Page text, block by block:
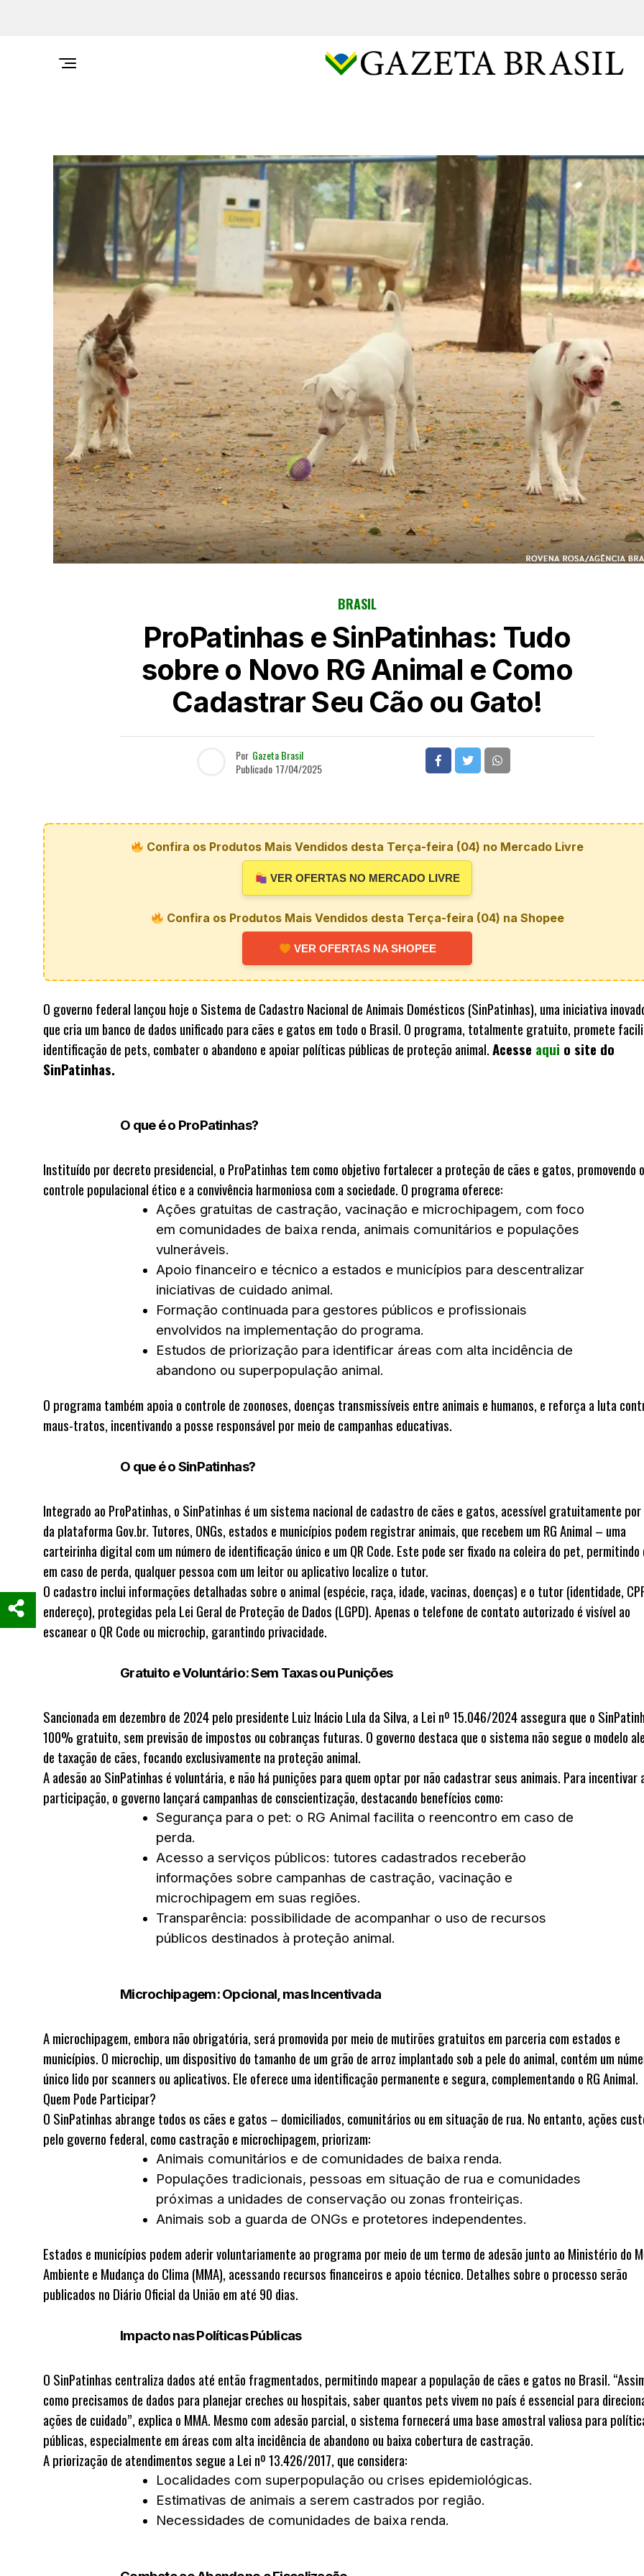
BRASIL
ProPatinhas e SinPatinhas: Tudo
sobre o Novo RG Animal e Como
Cadastrar Seu Cão ou Gato!
Por Gazeta Brasil
Publicado 17/04/2025
Confira os Produtos Mais Vendidos desta Terça-feira (04) no Mercado Livre
VER OFERTAS NO MERCADO LIVRE
Confira os Produtos Mais Vendidos desta Terça-feira (04) na Shopee
VER OFERTAS NA SHOPEE
O governo federal lançou hoje o Sistema de Cadastro Nacional de Animais Domésticos (SinPatinhas), uma iniciativa
que cria um banco de dados unificado para cães e gatos em todo o Brasil. O programa, totalmente gratuito, promete
identificação de pets, combater o abandono e apoiar políticas públicas de proteção animal.Acesse aqui o site do
SinPatinhas.
O que é o ProPatinhas?
Instituído por decreto presidencial, o ProPatinhas tem como objetivo fortalecer a proteção de cães e gatos, promovendo o
controle populacional ético e a convivência harmoniosa com a sociedade. O programa oferece:
Ações gratuitas de castração, vacinação e microchipagem, com foco
em comunidades de baixa renda, animais comunitários e populações
vulneráveis.
Apoio financeiro e técnico a estados e municípios para descentralizar
iniciativas de cuidado animal.
Formação continuada para gestores públicos e profissionais
envolvidos na implementação do programa.
Estudos de priorização para identificar áreas com alta incidência de
abandono ou superpopulação animal.
O programa também apoia o controle de zoonoses, doenças transmissíveis entre animais e humanos, e reforça a luta
maus-tratos, incentivando a posse responsável por meio de campanhas educativas.
O que é o SinPatinhas?
Integrado ao ProPatinhas, o SinPatinhas é um sistema nacional de cadastro de cães e gatos, acessível gratuitamente por
da plataforma Gov.br. Tutores, ONGs, estados e municípios podem registrar animais, que recebem um RG Animal – uma
carteirinha digital com um número de identificação único e um QR Code. Este pode ser fixado na coleira do pet, permitindo
em caso de perda, qualquer pessoa com um leitor ou aplicativo localize o tutor.
O cadastro inclui informações detalhadas sobre o animal (espécie, raça, idade, vacinas, doenças) e o tutor (identidade,
endereço), protegidas pela Lei Geral de Proteção de Dados (LGPD). Apenas o telefone de contato autorizado é visível ao
escanear o QR Code ou microchip, garantindo privacidade.
Gratuito e Voluntário: Sem Taxas ou Punições
Sancionada em dezembro de 2024 pelo presidente Luiz Inácio Lula da Silva, a Lei nº 15.046/2024 assegura que o
100% gratuito, sem previsão de impostos ou cobranças futuras. O governo destaca que o sistema não segue o modelo
de taxação de cães, focando exclusivamente na proteção animal.
A adesão ao SinPatinhas évoluntária, e não há punições para quem optar por não cadastrar seus animais. Para incentivar
participação, o governo lançará campanhas de conscientização, destacando benefícios como:
Segurança para o pet: o RG Animal facilita o reencontro em caso de
perda.
Acesso a serviços públicos: tutores cadastrados receberão
informações sobre campanhas de castração, vacinação e
microchipagem em suas regiões.
Transparência: possibilidade de acompanhar o uso de recursos
públicos destinados à proteção animal.
Microchipagem: Opcional, mas Incentivada
A microchipagem, embora não obrigatória, será promovida por meio de mutirões gratuitos em parceria com estados e
municípios. O microchip, um dispositivo do tamanho de um grão de arroz implantado sob a pele do animal, contém um
único lido por scanners ou aplicativos. Ele oferece uma identificação permanente e segura, complementando o RG Animal.
Quem Pode Participar?
O SinPatinhas abrange todos os cães e gatos – domiciliados, comunitários ou em situação de rua. No entanto, ações
pelo governo federal, como castração e microchipagem, priorizam:
Animais comunitários e de comunidades de baixa renda.
Populações tradicionais, pessoas em situação de rua e comunidades
próximas a unidades de conservação ou zonas fronteiriças.
Animais sob a guarda de ONGs e protetores independentes.
Estados e municípios podem aderir voluntariamente ao programa por meio de um termo de adesão junto ao Ministério do
Ambiente e Mudança do Clima (MMA), acessando recursos financeiros e apoio técnico. Detalhes sobre o processo serão
publicados no Diário Oficial da União em até 90 dias.
Impacto nas Políticas Públicas
O SinPatinhas centraliza dados até então fragmentados, permitindo mapear a população de cães e gatos no Brasil.
como precisamos de dados para planejar creches ou hospitais, saber quantos pets vivem no país é essencial para
ações de cuidado”, explica o MMA. Mesmo com adesão parcial, o sistema fornecerá uma base amostral valiosa para
públicas, especialmente em áreas com alta incidência de abandono ou baixa cobertura de castração.
A priorização de atendimentos segue a Lei nº 13.426/2017, que considera:
Localidades com superpopulação ou crises epidemiológicas.
Estimativas de animais a serem castrados por região.
Necessidades de comunidades de baixa renda.